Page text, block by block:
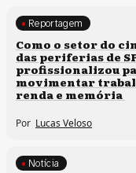
Políticas culturais
Reportagem
Como o setor do
das periferias de
profissionalizou
movimentar
renda e memória
Por Lucas Veloso
Notícia